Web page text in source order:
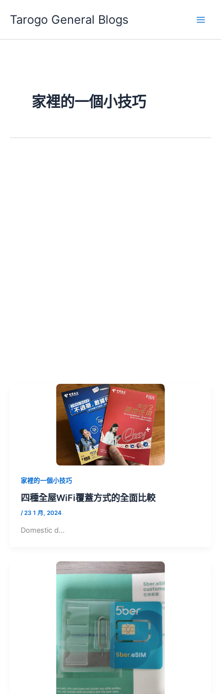
要
Tarogo General Blogs
家裡的一個小技巧
家裡的一個小技巧
四種全屋WiFi覆蓋方式的全面比較
/23 1 月, 2024
Domestic d…